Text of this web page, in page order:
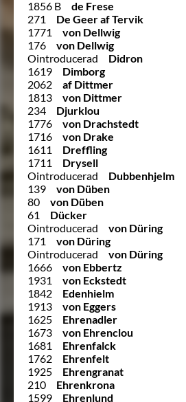
1856 B
de Frese
271
De Geer af Tervik
1771
von Dellwig
176
von Dellwig
Ointroducerad
Didron
1619
Dimborg
2062
af Dittmer
1813
von Dittmer
234
Djurklou
1776
von Drachstedt
1716
von Drake
1611
Dreffling
1711
Drysell
Ointroducerad
Dubbenhjelm
139
von Düben
80
von Düben
61
Dücker
Ointroducerad
von Düring
171
von Düring
Ointroducerad
von Düring
1666
von Ebbertz
1931
von Eckstedt
1842
Edenhielm
1913
von Eggers
1625
Ehrenadler
1673
von Ehrenclou
1681
Ehrenfalck
1762
Ehrenfelt
1925
Ehrengranat
210
Ehrenkrona
1599
Ehrenlund